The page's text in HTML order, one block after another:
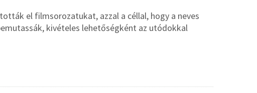
el filmsorozatukat, azzal a céllal, hogy a neves
kivételes lehetőségként az utódokkal